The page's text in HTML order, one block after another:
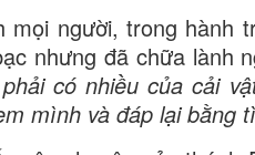
người, trong hành
nhưng đã chữa lành
có nhiều của cải
mình và đáp lại bằng